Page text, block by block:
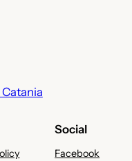
Social
Facebook